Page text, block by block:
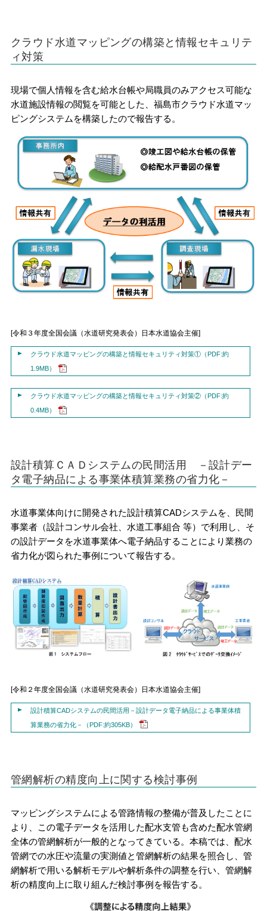
クラウド水道マッピングの構築と情報セキュリテ
ィ対策
現場で個人情報を含む給水台帳や局職員のみアクセス可能な
水道施設情報の閲覧を可能とした、福島市クラウド水道マッ
ピングシステムを構築したので報告する。
[令和３年度全国会議（水道研究発表会）日本水道協会主催]
クラウド水道マッピングの構築と情報セキュリティ対策①（PDF:約
1.9MB）
クラウド水道マッピングの構築と情報セキュリティ対策②（PDF:約
0.4MB）
設計積算ＣＡＤシステムの民間活用 －設計デー
タ電子納品による事業体積算業務の省力化－
水道事業体向けに開発された設計積算CADシステムを、民間
事業者（設計コンサル会社、水道工事組合 等）で利用し、そ
の設計データを水道事業体へ電子納品することにより業務の
省力化が図られた事例について報告する。
[令和２年度全国会議（水道研究発表会）日本水道協会主催]
設計積算CADシステムの民間活用－設計データ電子納品による事業体積
算業務の省力化－（PDF:約305KB）
管網解析の精度向上に関する検討事例
マッピングシステムによる管路情報の整備が普及したことに
より、この電子データを活用した配水支管も含めた配水管網
全体の管網解析が一般的となってきている。本稿では、配水
管網での水圧や流量の実測値と管網解析の結果を照合し、管
網解析で用いる解析モデルや解析条件の調整を行い、管網解
析の精度向上に取り組んだ検討事例を報告する。